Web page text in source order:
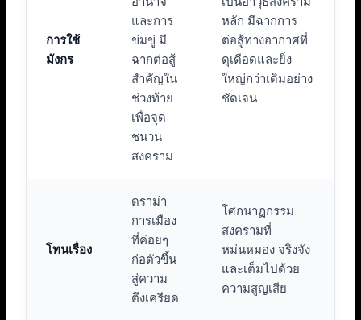
การใช้
มังกร
และการ
ข่มขู่ มี
ฉากต่อสู้
สำคัญใน
ช่วงท้าย
เพื่อจุด
ชนวน
สงคราม
หลัก มีฉากการ
ต่อสู้ทางอากาศที่
ดุเดือดและยิ่ง
ใหญ่กว่าเดิมอย่าง
ชัดเจน
โทนเรื่อง
ดราม่า
การเมือง
ที่ค่อยๆ
ก่อตัวขึ้น
สู่ความ
ตึงเครียด
โศกนาฏกรรม
สงครามที่
หม่นหมอง จริงจัง
และเต็มไปด้วย
ความสูญเสีย